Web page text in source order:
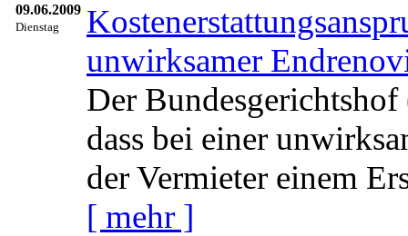
09.06.2009
Dienstag
unwirksamer
Der
dass bei einer
der Vermieter einem
[ mehr ]